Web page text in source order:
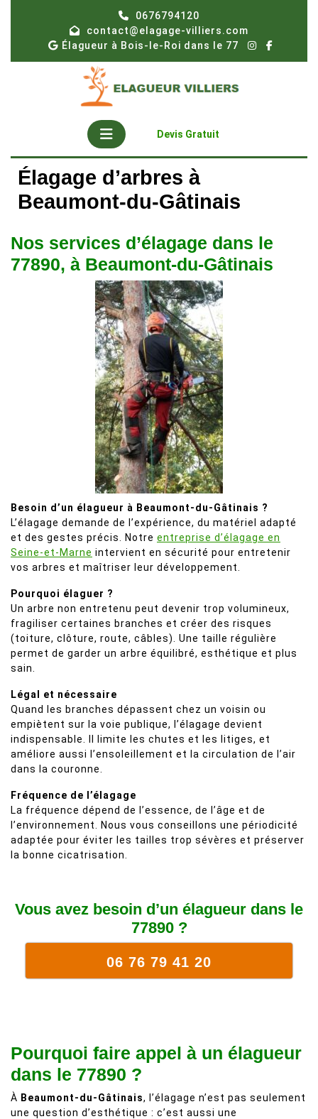
0676794120
contact@elagage-villiers.com
Élagueur à Bois-le-Roi dans le 77
Open
Button
Devis Gratuit
Élagage d’arbres à
Beaumont-du-Gâtinais
Nos services d’élagage dans le
77890, à Beaumont-du-Gâtinais
Besoin d’un élagueur à Beaumont-du-Gâtinais ?
L’élagage demande de l’expérience, du matériel adapté
et des gestes précis. Notre entreprise d’élagage en
Seine-et-Marne intervient en sécurité pour entretenir
vos arbres et maîtriser leur développement.
Pourquoi élaguer ?
Un arbre non entretenu peut devenir trop volumineux,
fragiliser certaines branches et créer des risques
(toiture, clôture, route, câbles). Une taille régulière
permet de garder un arbre équilibré, esthétique et plus
sain.
Légal et nécessaire
Quand les branches dépassent chez un voisin ou
empiètent sur la voie publique, l’élagage devient
indispensable. Il limite les chutes et les litiges, et
améliore aussi l’ensoleillement et la circulation de l’air
dans la couronne.
Fréquence de l’élagage
La fréquence dépend de l’essence, de l’âge et de
l’environnement. Nous vous conseillons une périodicité
adaptée pour éviter les tailles trop sévères et préserver
la bonne cicatrisation.
Vous avez besoin d’un élagueur dans le
77890 ?
06 76 79 41 20
Pourquoi faire appel à un élagueur
dans le 77890 ?
À Beaumont-du-Gâtinais, l’élagage n’est pas seulement
une question d’esthétique : c’est aussi une